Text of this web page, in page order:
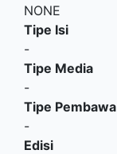
NONE
Tipe Isi
-
Tipe Media
-
Tipe Pembawa
-
Edisi